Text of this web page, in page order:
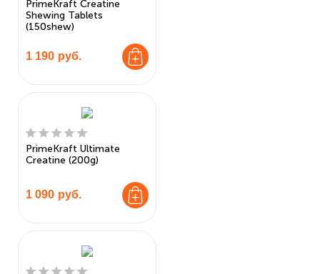
PrimeKraft Creatine
Shewing Tablets
(150shew)
1 190 руб.
PrimeKraft Ultimate
Creatine (200g)
1 090 руб.